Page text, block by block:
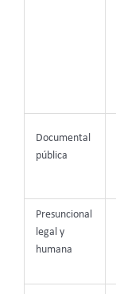
Documental
pública
Presuncional
legal y
humana